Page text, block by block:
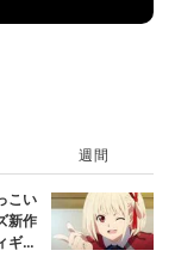
週間
こい
新作
ギュ